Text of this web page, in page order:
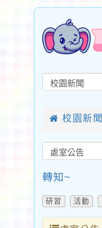
校園新
轉知~
研習 活動